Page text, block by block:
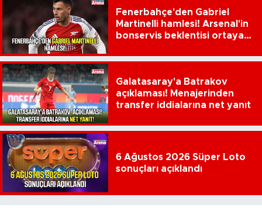
Fenerbahçe'den Gabriel
Martinelli hamlesi! Arsenal'in
bonservis beklentisi ortaya
Galatasaray'a Batrakov
açıklaması! Menajerinden
transfer iddialarına net yanıt
6 Ağustos 2026 Süper Loto
sonuçları açıklandı